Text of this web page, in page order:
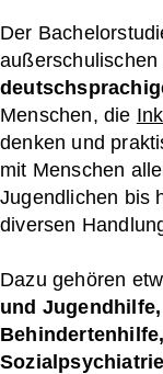
Der
Menschen, die
denken und
mit Menschen
Jugendlichen bis
diversen
Dazu gehören
und